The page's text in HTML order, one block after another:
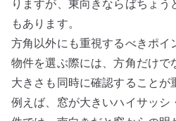
りますが、東向きならばちょ
もあります。
方角以外にも重視するべきポイ
物件を選ぶ際には、方角だけで
大きさも同時に確認することが
例えば、窓が大きいハイサッシ